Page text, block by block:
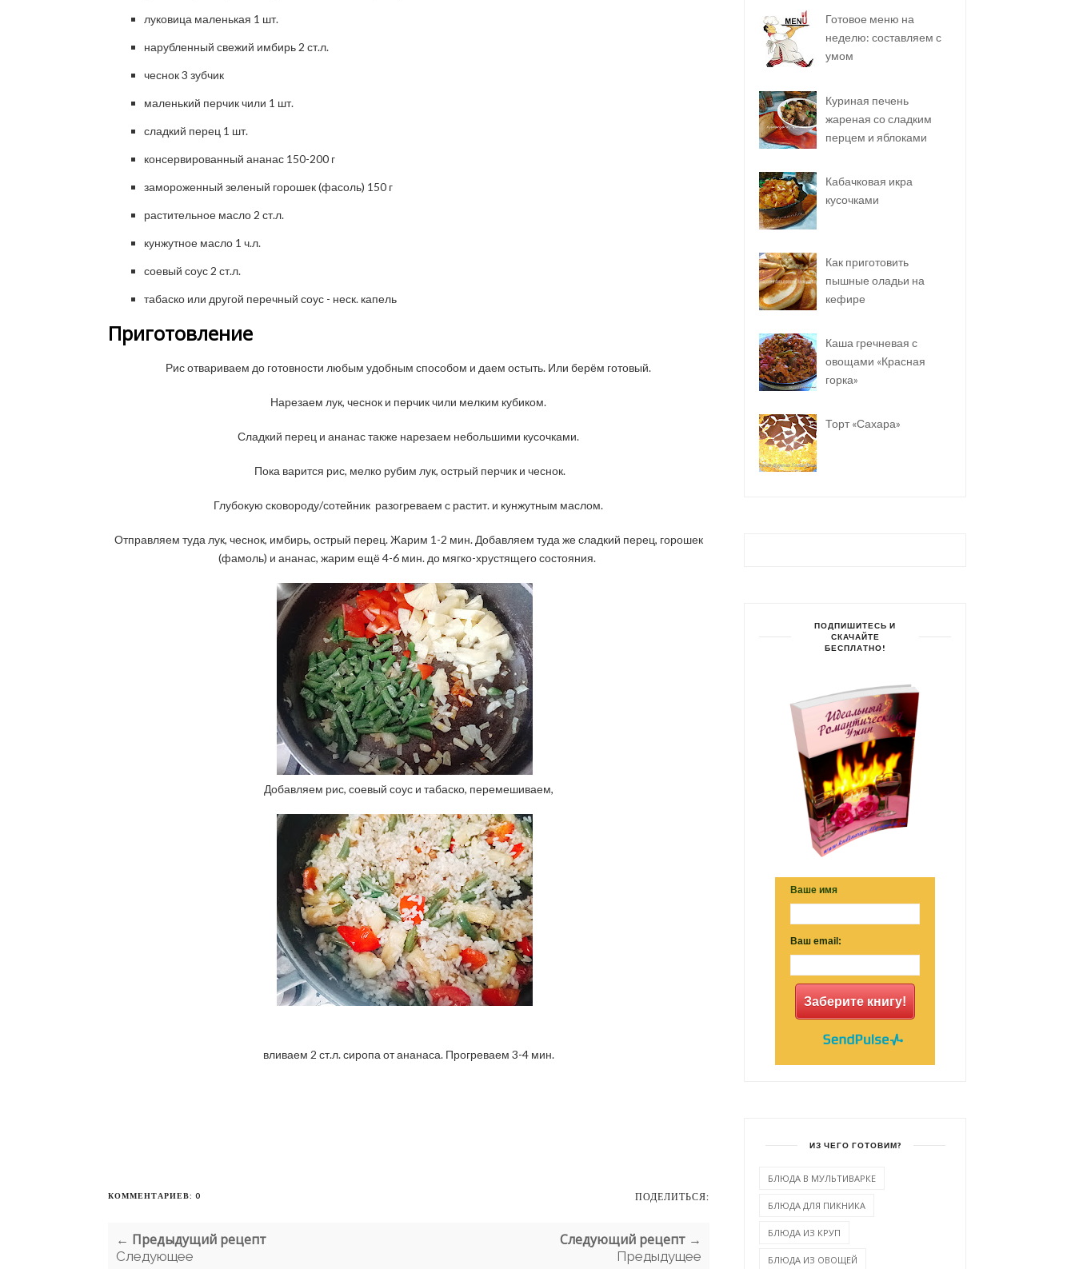
луковица маленькая 1 шт.
нарубленный свежий имбирь 2 ст.л.
чеснок 3 зубчик
маленький перчик чили 1 шт.
сладкий перец 1 шт.
консервированный ананас 150-200 г
замороженный зеленый горошек (фасоль) 150 г
растительное масло 2 ст.л.
кунжутное масло 1 ч.л.
соевый соус 2 ст.л.
табаско или другой перечный соус - неск. капель
Приготовление
Рис отвариваем до готовности любым удобным способом и даем остыть. Или берём готовый.
Нарезаем лук, чеснок и перчик чили мелким кубиком.
Сладкий перец и ананас также нарезаем небольшими кусочками.
Пока варится рис, мелко рубим лук, острый перчик и чеснок.
Глубокую сковороду/сотейник разогреваем с растит. и кунжутным маслом.
Отправляем туда лук, чеснок, имбирь, острый перец. Жарим 1-2 мин. Добавляем туда же сладкий перец, горошек
(фамоль) и ананас, жарим ещё 4-6 мин. до мягко-хрустящего состояния.
Добавляем рис, соевый соус и табаско, перемешиваем,
вливаем 2 ст.л. сиропа от ананаса. Прогреваем 3-4 мин.
КОММЕНТАРИЕВ: 0 ПОДЕЛИТЬСЯ:
← Предыдущий рецепт
Следующее
Следующий рецепт →
Предыдущее
Готовое меню на
неделю: составляем с
умом
Куриная печень
жареная со сладким
перцем и яблоками
Кабачковая икра
кусочками
Как приготовить
пышные оладьи на
кефире
Каша гречневая с
овощами «Красная
горка»
Торт «Сахара»
ПОДПИШИТЕСЬ И
СКАЧАЙТЕ
БЕСПЛАТНО!
Ваше имя
Ваш email:
Заберите книгу!
ИЗ ЧЕГО ГОТОВИМ?
БЛЮДА В МУЛЬТИВАРКЕ
БЛЮДА ДЛЯ ПИКНИКА
БЛЮДА ИЗ КРУП
БЛЮДА ИЗ ОВОЩЕЙ